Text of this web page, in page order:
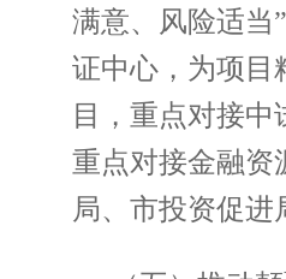
满意、风险适当
证中心，为项目
目，重点对接
重点对接金融资
局、市投资促